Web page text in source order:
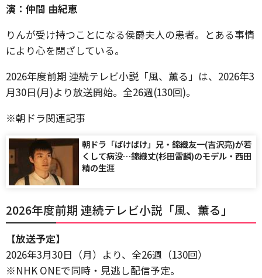
演：仲間 由紀恵
りんが受け持つことになる侯爵夫人の患者。とある事情
により心を閉ざしている。
2026年度前期 連続テレビ小説「風、薫る」は、2026年3
月30日(月)より放送開始。全26週(130回)。
※朝ドラ関連記事
朝ドラ「ばけばけ」兄・錦織友一(吉沢亮)が若
くして病没…錦織丈(杉田雷麟)のモデル・西田
精の生涯
2026年度前期 連続テレビ小説「風、薫る」
【放送予定】
2026年3月30日（月）より、全26週（130回）
※NHK ONEで同時・見逃し配信予定。